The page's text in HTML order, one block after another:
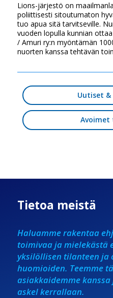
Lions-järjestö on
poliittisesti sitoutumaton
tuo apua sitä tarvitseville.
vuoden lopulla kunnian
/ Amuri ry:n myöntämän
nuorten kanssa tehtävän
Uutiset
Tietoa meistä
Haluamme rakentaa
toimivaa ja mielekästä
yksilöllisen tilanteen ja
huomioiden. Teemme
asiakkaidemme
askel kerrallaan.